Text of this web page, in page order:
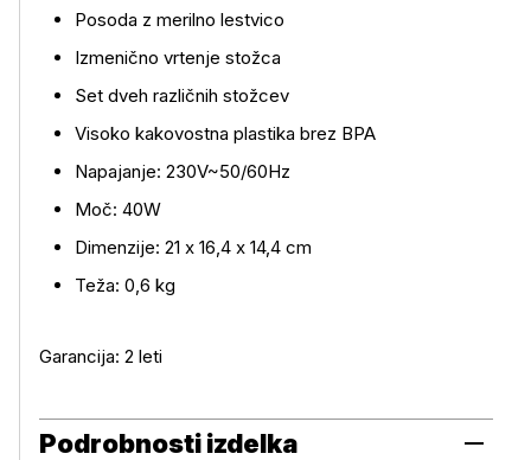
Posoda z merilno lestvico
Izmenično vrtenje stožca
Set dveh različnih stožcev
Visoko kakovostna plastika brez BPA
Napajanje: 230V~50/60Hz
Moč: 40W
Dimenzije: 21 x 16,4 x 14,4 cm
Teža: 0,6 kg
Garancija: 2 leti
Podrobnosti izdelka